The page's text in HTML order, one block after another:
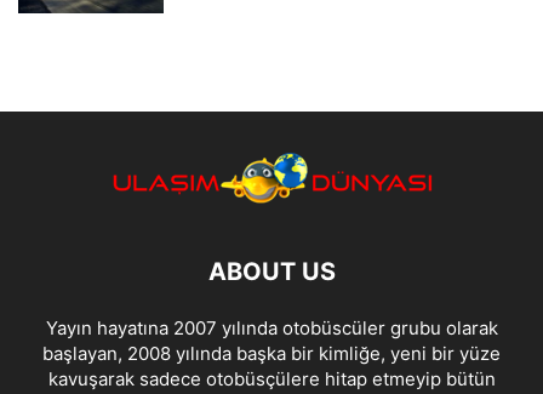
ABOUT US
Yayın hayatına 2007 yılında otobüscüler grubu olarak
başlayan, 2008 yılında başka bir kimliğe, yeni bir yüze
kavuşarak sadece otobüsçülere hitap etmeyip bütün